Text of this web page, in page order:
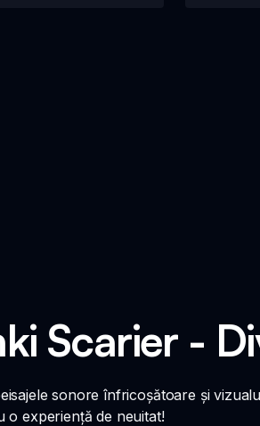
Scarier -
sonore înfricoșătoare și
o experiență de neuitat!